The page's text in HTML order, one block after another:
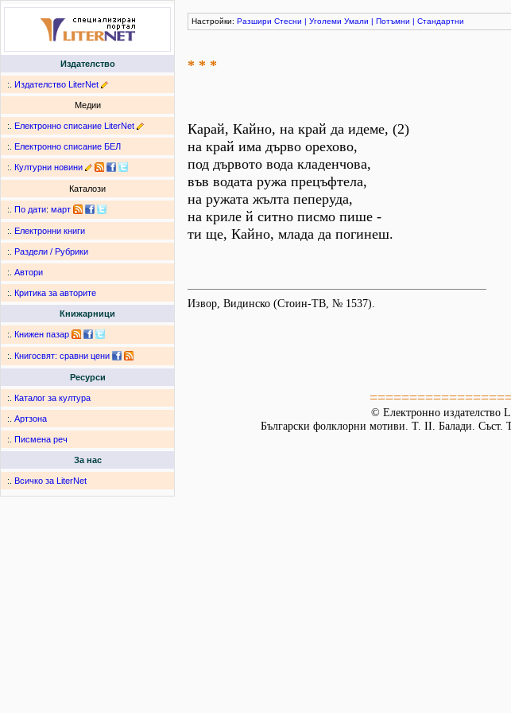
Издателство
:. Издателство LiterNet
Медии
:. Електронно списание LiterNet
:. Електронно списание БЕЛ
:. Културни новини
Каталози
:. По дати: март
:. Електронни книги
:. Раздели / Рубрики
:. Автори
:. Критика за авторите
Книжарници
:. Книжен пазар
:. Книгосвят: сравни цени
Ресурси
:. Каталог за култура
:. Артзона
:. Писмена реч
За нас
:. Всичко за LiterNet
Настройки: Разшири Стесни | Уголеми Умали | Потъмни | Стандартни
* * *
Карай, Кайно, на край да идеме, (2)
на край има дърво орехово,
под дървото вода кладенчова,
във водата ружа прецъфтела,
на ружата жълта пеперуда,
на криле й ситно писмо пише -
ти ще, Кайно, млада да погинеш.
Извор, Видинско (Стоин-ТВ, № 1537).
© Електронно издателство
Български фолклорни мотиви. Т. II. Балади. Съст.